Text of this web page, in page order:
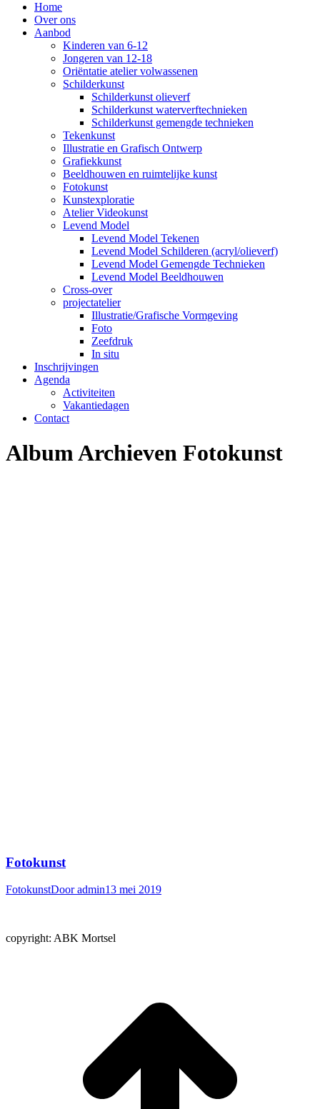
Home
Over ons
Aanbod
Kinderen van 6-12
Jongeren van 12-18
Oriëntatie atelier volwassenen
Schilderkunst
Schilderkunst olieverf
Schilderkunst waterverftechnieken
Schilderkunst gemengde technieken
Tekenkunst
Illustratie en Grafisch Ontwerp
Grafiekkunst
Beeldhouwen en ruimtelijke kunst
Fotokunst
Kunstexploratie
Atelier Videokunst
Levend Model
Levend Model Tekenen
Levend Model Schilderen (acryl/olieverf)
Levend Model Gemengde Technieken
Levend Model Beeldhouwen
Cross-over
projectatelier
Illustratie/Grafische Vormgeving
Foto
Zeefdruk
In situ
Inschrijvingen
Agenda
Activiteiten
Vakantiedagen
Contact
Album Archieven Fotokunst
Fotokunst
FotokunstDooradmin13 mei 2019
copyright: ABK Mortsel